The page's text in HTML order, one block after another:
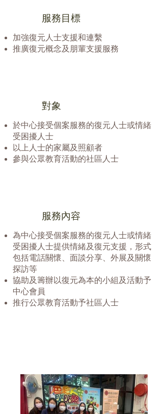
服務目標
加強復元人士支援和連繫
推廣復元概念及朋輩支援服務
對象
於中心接受個案服務的復元人士或情緒
受困擾人士
以上人士的家屬及照顧者
參與公眾教育活動的社區人士
服務內容
為中心接受個案服務的復元人士或情緒
受困擾人士提供情緒及復元支援，形式
包括電話關懷、面談分享、外展及關懷
探訪等
協助及籌辦以復元為本的小組及活動予
中心會員
推行公眾教育活動予社區人士